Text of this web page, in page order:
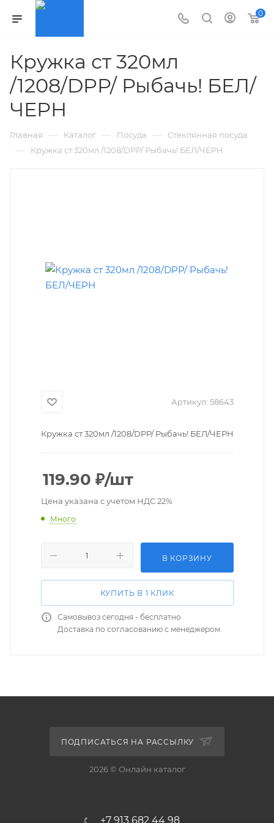
0
Кружка ст 320мл
/1208/DPР/ Рыбачь! БЕЛ/
ЧЕРН
Главная — Каталог — Посуда — Стеклянная посуда
— Кружка ст 320мл /1208/DPР/ Рыбачь! БЕЛ/ЧЕРН
Артикул: 58643
Кружка ст 320мл /1208/DPР/ Рыбачь! БЕЛ/ЧЕРН
119.90 ₽/шт
Цена указана с учетом НДС 22%
Много
В КОРЗИНУ
КУПИТЬ В 1 КЛИК
Самовывоз сегодня - бесплатно
Доставка по согласованию с менеджером
ПОДПИСАТЬСЯ НА РАССЫЛКУ
2026 © Онлайн каталог
+7 913 682 44 98